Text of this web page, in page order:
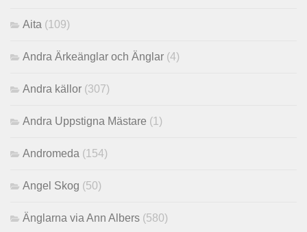
Aita (109)
Andra Ärkeänglar och Änglar (4)
Andra källor (307)
Andra Uppstigna Mästare (1)
Andromeda (154)
Angel Skog (50)
Änglarna via Ann Albers (580)